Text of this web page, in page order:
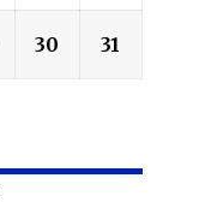
30 31